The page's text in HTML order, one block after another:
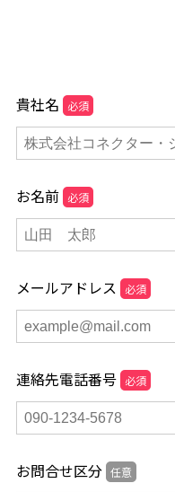
貴社名 必須
お名前 必須
メールアドレス 必須
連絡先電話番号 必須
お問合せ区分 任意